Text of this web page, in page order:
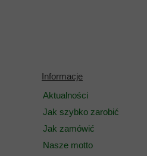
Informacje
Aktualności
Jak szybko zarobić
Jak zamówić
Nasze motto